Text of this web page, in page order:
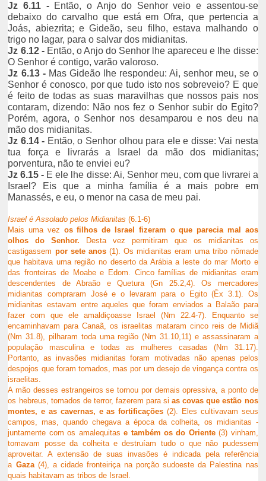
Jz 6.11 -Então, o Anjo do Senhor veio e assentou-se
debaixo do carvalho que está em Ofra, que pertencia a
Joás, abiezrita; e Gideão, seu filho, estava malhando o
trigo no lagar, para o salvar dos midianitas.
Jz 6.12 -Então, o Anjo do Senhor lhe apareceu e lhe disse:
O Senhor é contigo, varão valoroso.
Jz 6.13 -Mas Gideão lhe respondeu: Ai, senhor meu, se o
Senhor é conosco, por que tudo isto nos sobreveio? E que
é feito de todas as suas maravilhas que nossos pais nos
contaram, dizendo: Não nos fez o Senhor subir do Egito?
Porém, agora, o Senhor nos desamparou e nos deu na
mão dos midianitas.
Jz 6.14 - Então, o Senhor olhou para ele e disse: Vai nesta
tua força e livrarás a Israel da mão dos midianitas;
porventura, não te enviei eu?
Jz 6.15 - E ele lhe disse: Ai, Senhor meu, com que livrarei a
Israel? Eis que a minha família é a mais pobre em
Manassés, e eu, o menor na casa de meu pai.
Israel é Assolado pelos Midianitas (6.1-6)
Mais uma vez os filhos de Israel fizeram o que parecia mal aos
olhos do Senhor.
Desta vez permitiram que os midianitas os
castigassem por sete anos (1). Os midianitas eram uma tribo nômade
que habitava uma região no deserto da Arábia a leste do mar Morto e
das fronteiras de Moabe e Edom. Cinco famílias de midianitas eram
descendentes de Abraão e Quetura (Gn 25.2,4). Os mercadores
midianitas compraram José e o levaram para o Egito (Êx 3.1). Os
midianitas estavam entre aqueles que foram enviados a Balaão para
fazer com que ele amaldiçoasse Israel (Nm 22.4-7). Enquanto se
encaminhavam para Canaã, os israelitas mataram cinco reis de Midiã
(Nm 31.8), pilharam toda uma região (Nm 31.10,11) e assassinaram a
população masculina e todas as mulheres casadas (Nm 31.17).
Portanto, as invasões midianitas foram motivadas não apenas pelos
despojos que foram tomados, mas por um desejo de vingança contra os
israelitas.
A mão desses estrangeiros se tornou por demais opressiva, a ponto de
os hebreus, tomados de terror, fazerem para sias covas que estão nos
montes, e as cavernas, e as fortificações(2). Eles cultivavam seus
campos, mas, quando chegava a época da colheita, os midianitas -
juntamente com os amalequitase também os do Oriente(3) vinham,
tomavam posse da colheita e destruíam tudo o que não pudessem
aproveitar. A extensão de suas invasões é indicada pela referência
a Gaza (4), a cidade fronteiriça na porção sudoeste da Palestina nas
quais habitavam as tribos de Israel.